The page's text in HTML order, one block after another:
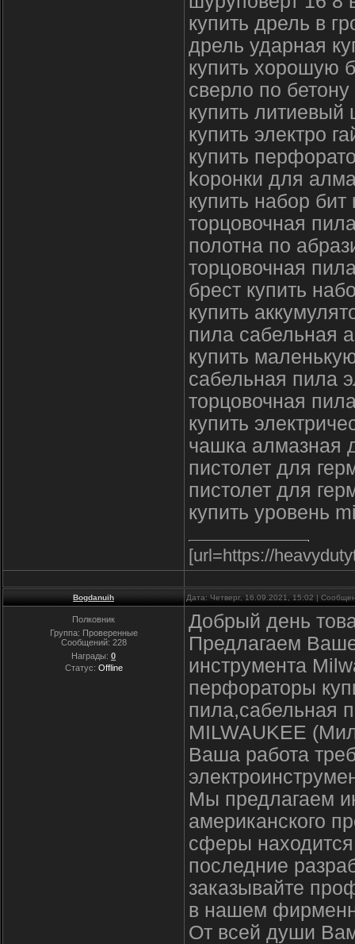
купить дрель в
дрель ударная
купить хорошую
сверло по
купить литиевый
купить электро
купить
kopoнки для
купить набор
торцовочная
полотна по
торцовочная
брест купить
купить
пила сабельная
купить
сабельная пила
торцовочная
купить
чашка алмазная
пистолет для
пистолет для
купить уровень
[url=https://
Bogdanuih Дата: Четверг, 16.09.2021, 15:02 |
Полковник
Группа: Проверенные
Сообщений: 228
Награды: 0
Статус: Offline
Добрый день
Предлагаем
инструмента
перфораторы
пила,сабельная
MILWAUKEE
Ваша работа
Мы предлагаем
американского
сферы
последние
заказывайте
в нашем
От всей души